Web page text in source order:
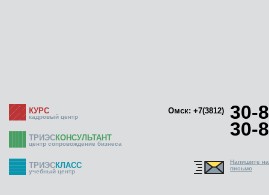
КУРС
кадровый центр
Омск: +7(3812) 30-
30-
ТРИЭСКОНСУЛЬТАНТ
центр сопровождение бизнеса
ТРИЭСКЛАСС
учебный центр
Напишите
письмо